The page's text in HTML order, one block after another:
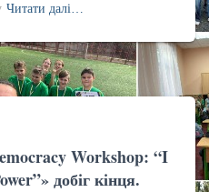
Читати далі…
Workshop: “I
добіг кінця.